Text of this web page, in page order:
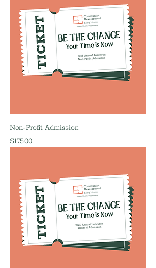
Non-Profit Admission
मूल्य
$175.00